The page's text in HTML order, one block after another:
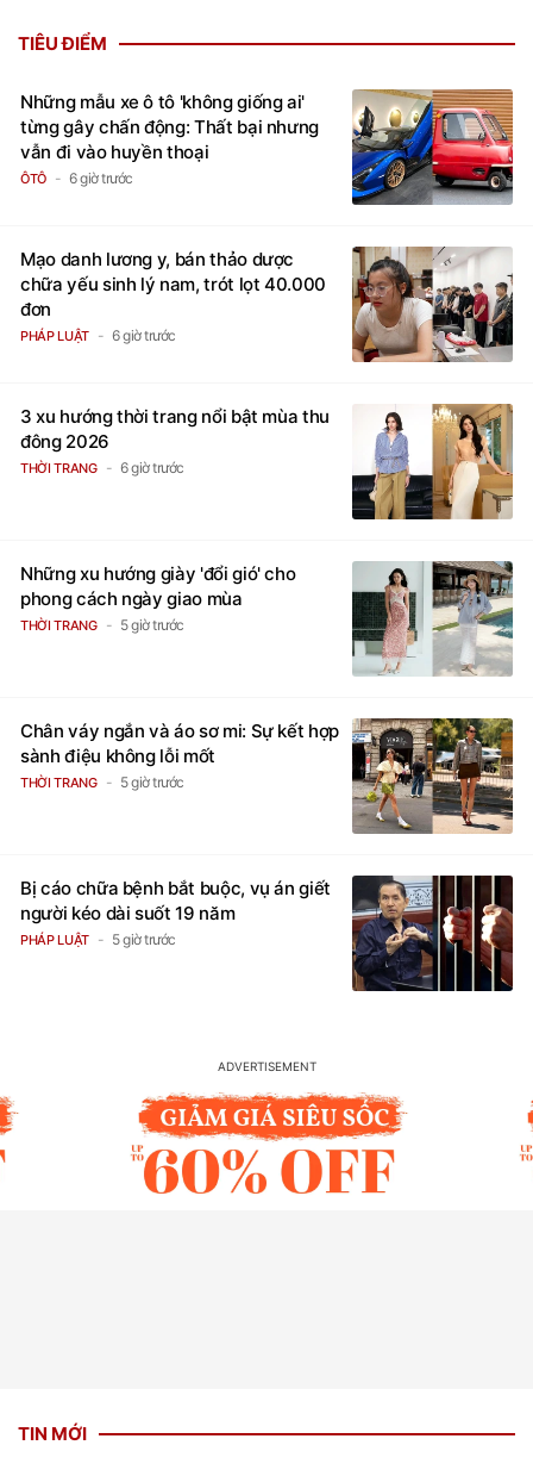
TIÊU ĐIỂM
Những mẫu xe ô tô 'không giống ai'
từng gây chấn động: Thất bại nhưng
vẫn đi vào huyền thoại
ÔTÔ 6 giờ trước
Mạo danh lương y, bán thảo dược
chữa yếu sinh lý nam, trót lọt 40.000
đơn
PHÁP LUẬT 6 giờ trước
3 xu hướng thời trang nổi bật mùa thu
đông 2026
THỜI TRANG 6 giờ trước
Những xu hướng giày 'đổi gió' cho
phong cách ngày giao mùa
THỜI TRANG 5 giờ trước
Chân váy ngắn và áo sơ mi: Sự kết hợp
sành điệu không lỗi mốt
THỜI TRANG 5 giờ trước
Bị cáo chữa bệnh bắt buộc, vụ án giết
người kéo dài suốt 19 năm
PHÁP LUẬT 5 giờ trước
TIN MỚI